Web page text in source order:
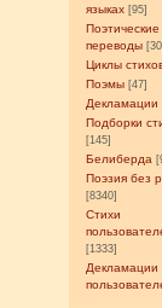
языках [95]
Поэтические
переводы
Циклы
Поэмы [47]
Декламации
Подборки
[145]
Белиберда
Поэзия без
[8340]
Стихи
[1333]
Декламации